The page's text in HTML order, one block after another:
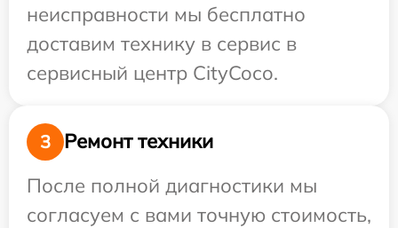
неисправности мы бесплатно
доставим технику в сервис в
сервисный центр CityCoco.
3
Ремонт техники
После полной диагностики мы
согласуем с вами точную стоимость,